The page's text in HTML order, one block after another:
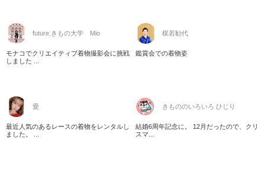
future.きもの大学 Mio
モナコでクリエイティブ着物撮影会に挑戦
しました ...
楳若勧代
鑑賞会での着物姿
愛
最近人気のあるレースの着物をレンタルし
ました。 ...
きもののいろいろ ひじり
結婚6周年記念に。 12月だったので、クリ
スマ...